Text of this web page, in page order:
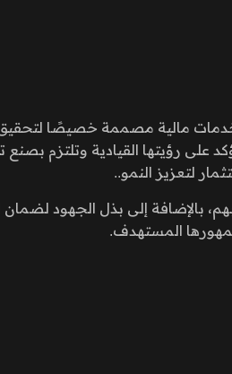
خدمات مالية مصممة خصيصًا لتحقيق
رؤيتها القيادية وتلتزم بصنع
لتعزيز النمو..
بالإضافة إلى بذل الجهود لضمان
المستهدف.